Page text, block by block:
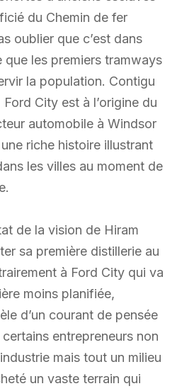
du Chemin de fer
oublier que c’est dans
les premiers tramways
la population. Contigu
City est à l’origine du
automobile à Windsor
riche histoire illustrant
les villes au moment de
de la vision de Hiram
sa première distillerie au
à Ford City qui va
moins planifiée,
d’un courant de pensée
entrepreneurs non
mais tout un milieu
un vaste terrain qui